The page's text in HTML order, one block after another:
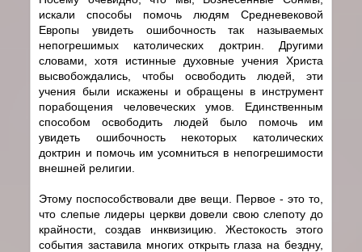
искали способы помочь людям Средневековой
Европы увидеть ошибочность так называемых
непогрешимых католических доктрин. Другими
словами, хотя истинные духовные учения Христа
высвобождались, чтобы освободить людей, эти
учения были искажены и обращены в инструмент
порабощения человеческих умов. Единственным
способом освободить людей было помочь им
увидеть ошибочность некоторых католических
доктрин и помочь им усомниться в непогрешимости
внешней религии.
Этому поспособствовали две вещи. Первое - это то,
что слепые лидеры церкви довели свою слепоту до
крайности, создав инквизицию. Жестокость этого
события заставила многих открыть глаза на бездну,